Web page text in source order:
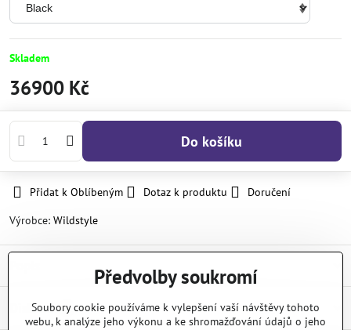
Skladem
36900 Kč
Do košíku
Přidat k Oblíbeným Dotaz k produktu
Doručení
Výrobce: Wildstyle
Diskuse 0
Předvolby soukromí
Soubory cookie používáme k vylepšení vaší návštěvy tohoto
webu, k analýze jeho výkonu a ke shromažďování údajů o jeho